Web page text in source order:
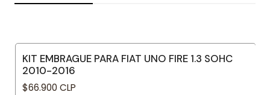
KIT EMBRAGUE PARA FIAT UNO FIRE 1.3 SOHC
2010-2016
$66.900 CLP